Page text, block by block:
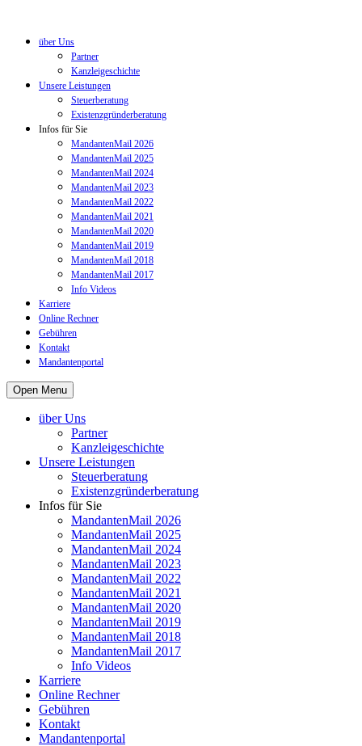
über Uns
Partner
Kanzleigeschichte
Unsere Leistungen
Steuerberatung
Existenzgründerberatung
Infos für Sie
MandantenMail 2026
MandantenMail 2025
MandantenMail 2024
MandantenMail 2023
MandantenMail 2022
MandantenMail 2021
MandantenMail 2020
MandantenMail 2019
MandantenMail 2018
MandantenMail 2017
Info Videos
Karriere
Online Rechner
Gebühren
Kontakt
Mandantenportal
Open Menu
über Uns
Partner
Kanzleigeschichte
Unsere Leistungen
Steuerberatung
Existenzgründerberatung
Infos für Sie
MandantenMail 2026
MandantenMail 2025
MandantenMail 2024
MandantenMail 2023
MandantenMail 2022
MandantenMail 2021
MandantenMail 2020
MandantenMail 2019
MandantenMail 2018
MandantenMail 2017
Info Videos
Karriere
Online Rechner
Gebühren
Kontakt
Mandantenportal